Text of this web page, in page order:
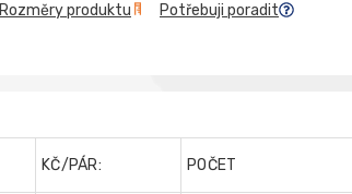
Rozměry produktu Potřebuji poradit
KČ/PÁR: POČET